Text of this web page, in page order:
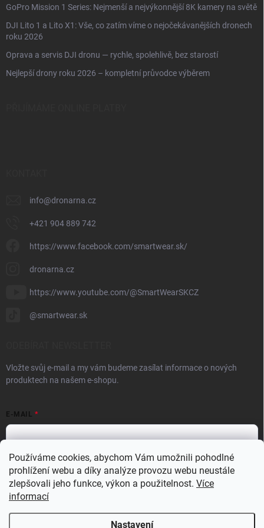
Používáme cookies, abychom Vám umožnili pohodlné
prohlížení webu a díky analýze provozu webu neustále
zlepšovali jeho funkce, výkon a použitelnost. Více
informací
Nastavení
GoPro Mission 1 Series: Nejmenší a nejvýkonnější 8K kamery na světě
DJI Lito 1 a Lito X1: Vše, co zatím víme o nejočekávanějších dronech
roku 2026
Oprava a servis DJI dronu — rychle, spolehlivě, bez starostí
Nejlepší drony roku 2026 – kompletní průvodce výběrem
info@dronarna.cz
+421 904 889 742
https://www.facebook.com/smartwear.sk/
dronarna.cz
https://www.youtube.com/@SmartWearSKCZ
@smartwear.sk
Vložte svůj e-mail a my vám budeme zasílat informace o nových
produktech na našem e-shopu.
E-MAIL
Vložením e-mailu souhlasíte spodmínkami ochrany osobních údajů
Přihlásit se